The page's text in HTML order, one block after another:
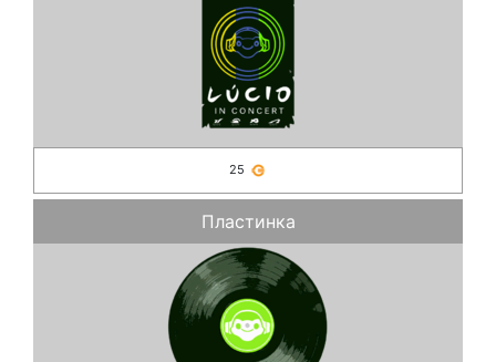
25
Пластинка